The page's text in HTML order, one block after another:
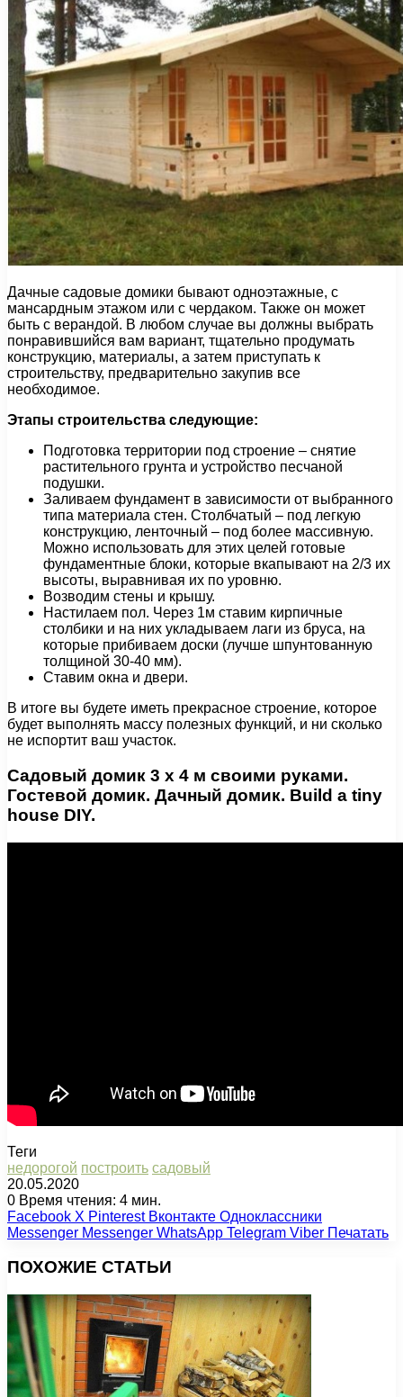
Дачные садовые домики бывают одноэтажные, с
мансардным этажом или с чердаком. Также он может
быть с верандой. В любом случае вы должны выбрать
понравившийся вам вариант, тщательно продумать
конструкцию, материалы, а затем приступать к
строительству, предварительно закупив все
необходимое.
Этапы строительства следующие:
Подготовка территории под строение – снятие
растительного грунта и устройство песчаной
подушки.
Заливаем фундамент в зависимости от выбранного
типа материала стен. Столбчатый – под легкую
конструкцию, ленточный – под более массивную.
Можно использовать для этих целей готовые
фундаментные блоки, которые вкапывают на 2/3 их
высоты, выравнивая их по уровню.
Возводим стены и крышу.
Настилаем пол. Через 1м ставим кирпичные
столбики и на них укладываем лаги из бруса, на
которые прибиваем доски (лучше шпунтованную
толщиной 30-40 мм).
Ставим окна и двери.
В итоге вы будете иметь прекрасное строение, которое
будет выполнять массу полезных функций, и ни сколько
не испортит ваш участок.
Садовый домик 3 х 4 м своими руками.
Гостевой домик. Дачный домик. Build a tiny
house DIY.
Теги
недорогой построить садовый
20.05.2020
0 Время чтения: 4 мин.
Facebook X Pinterest Вконтакте Одноклассники
Messenger Messenger WhatsApp Telegram Viber Печатать
ПОХОЖИЕ СТАТЬИ